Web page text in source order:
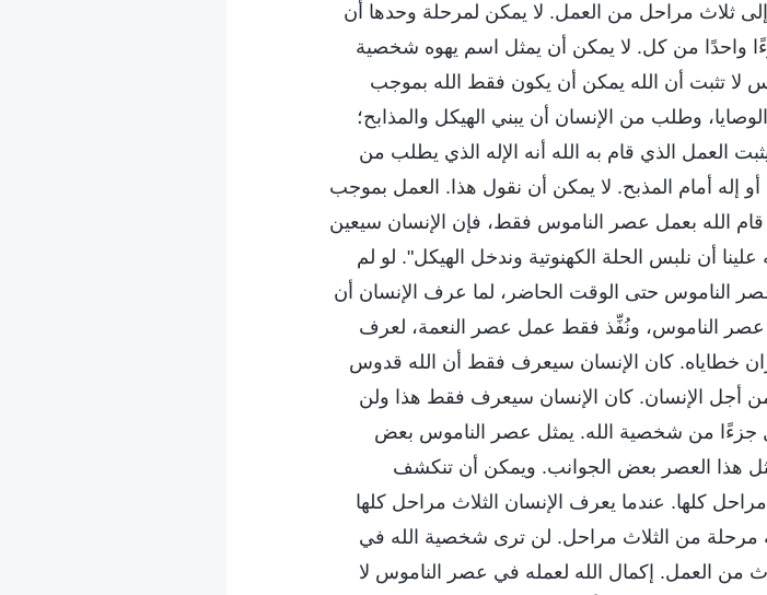
إلى ثلاث مراحل من العمل. لا يمكن لمرحلة وحدها أن
واحدًا من كل. لا يمكن أن يمثل اسم يهوه شخصية
لا تثبت أن الله يمكن أن يكون فقط الله بموجب
وطلب من الإنسان أن يبني الهيكل والمذابح؛
العمل الذي قام به الله أنه الإله الذي يطلب من
أو إله أمام المذبح. لا يمكن أن نقول هذا. العمل بموجب
الله بعمل عصر الناموس فقط، فإن الإنسان سيعين
علينا أن نلبس الحلة الكهنوتية وندخل الهيكل". لو لم
الناموس حتى الوقت الحاضر، لما عرف الإنسان أن
عصر الناموس، ونُفِّذ فقط عمل عصر النعمة، لعرف
خطاياه. كان الإنسان سيعرف فقط أن الله قدوس
أجل الإنسان. كان الإنسان سيعرف فقط هذا ولن
جزءًا من شخصية الله. يمثل عصر الناموس بعض
هذا العصر بعض الجوانب. ويمكن أن تنكشف
كلها. عندما يعرف الإنسان الثلاث مراحل كلها
مرحلة من الثلاث مراحل. لن ترى شخصية الله في
من العمل. إكمال الله لعمله في عصر الناموس لا